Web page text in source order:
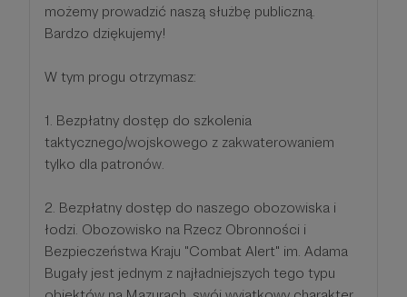
możemy prowadzić naszą służbę publiczną.
Bardzo dziękujemy!
W tym progu otrzymasz:
1. Bezpłatny dostęp do szkolenia
taktycznego/wojskowego z zakwaterowaniem
tylko dla patronów.
2. Bezpłatny dostęp do naszego obozowiska i
łodzi. Obozowisko na Rzecz Obronności i
Bezpieczeństwa Kraju "Combat Alert" im. Adama
Bugały jest jednym z najładniejszych tego typu